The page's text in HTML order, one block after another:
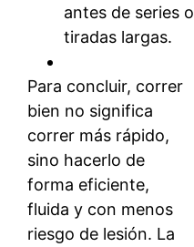
antes de series o
tiradas largas.
Para concluir, correr
bien no significa
correr más rápido,
sino hacerlo de
forma eficiente,
fluida y con menos
riesgo de lesión. La